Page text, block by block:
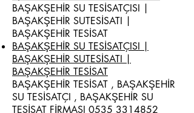
BAŞAKŞEHİR SU TESİSATÇISI |
BAŞAKŞEHİR SUTESİSATI |
BAŞAKŞEHİR TESİSAT
BAŞAKŞEHİR SU TESİSATÇISI |
BAŞAKŞEHİR SUTESİSATI |
BAŞAKŞEHİR TESİSAT
BAŞAKŞEHİR TESİSAT , BAŞAKŞEHİR
SU TESİSATÇI , BAŞAKŞEHİR SU
TESİSAT FİRMASI 0535 3314852